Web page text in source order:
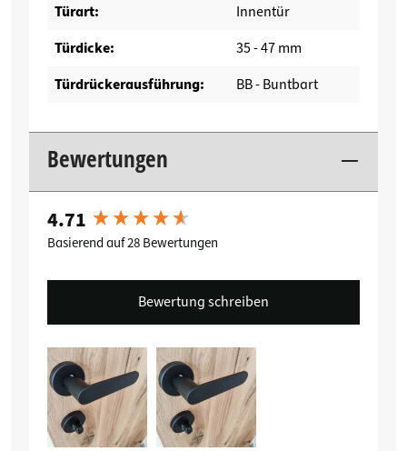
Türart:
Innentür
Türdicke:
35 - 47 mm
Türdrückerausführung:
BB - Buntbart
Bewertungen
4.71
Basierend auf 28 Bewertungen
Bewertung schreiben
New content loaded